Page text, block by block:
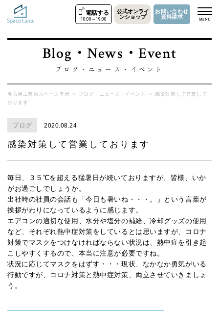
電話する
10:00～19:00
公式オンライ
ンショップ
お問い合わせ
資料請求
MENU
Blog・News・Event
ブログ・ニュース・イベント
名古屋工務店スペースラボ ＞ ブログ・ニュース・イベント ＞
感染対策して営業して
おります
ブログ 2020.08.24
感染対策して営業しております
毎日、３５℃を超える猛暑日が続いておりますが、皆様、いか
がお過ごしでしょうか。
出社時の社員の会話も「今日も暑いね・・・。」という言葉が
挨拶がわりになっているように感じます。
エアコンの適切な使用、水分や塩分の補給、冷却グッズの使用
など、それぞれ熱中症対策をしているとは思いますが、コロナ
対策でマスクをつけなければならない状況は、熱中症を引き起
こしやすくするので、本当に注意が必要ですね。
状況に応じてマスクをはずす・・・現状、なかなか勇気がいる
行動ですが、コロナ対策と熱中症対策、両立させていきましょ
う。